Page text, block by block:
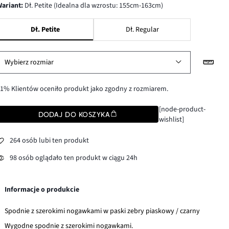
wariant: Dł. Petite (Idealna dla wzrostu: 155cm-163cm)
Dł. Petite Dł. Regular
Wybierz rozmiar
Klientów oceniło produkt jako zgodny z rozmiarem.
DODAJ DO KOSZYKA
[node-product-
wishlist]
264 osób lubi ten produkt
98 osób oglądało ten produkt w ciągu 24h
Informacje o produkcie
Spodnie z szerokimi nogawkami w paski zebry piaskowy / czarny
Wygodne spodnie z szerokimi nogawkami.